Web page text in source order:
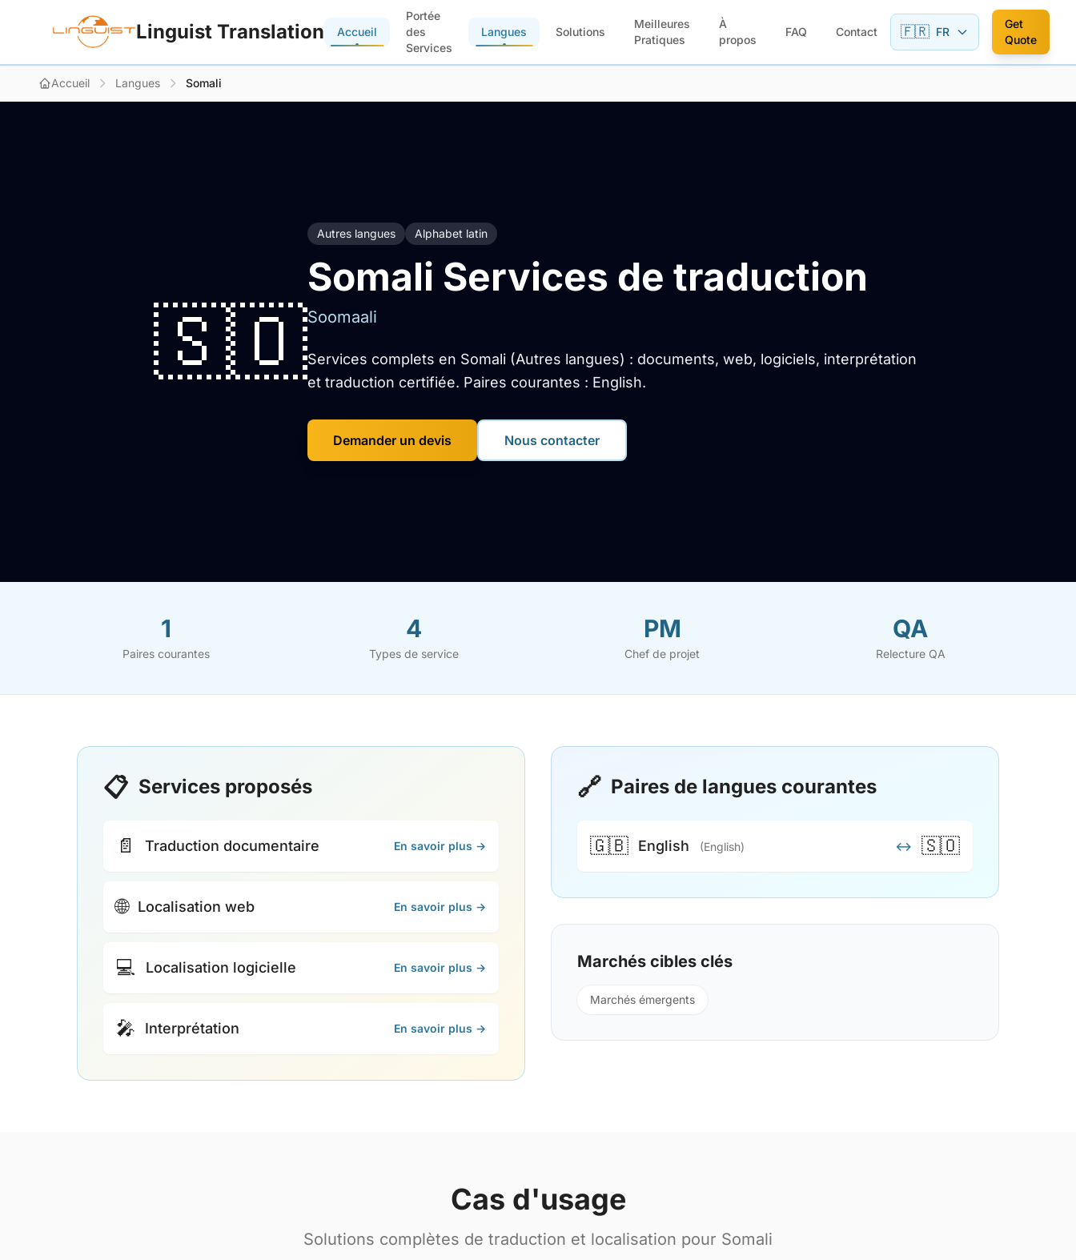
Linguist Translation Accueil
Portée
des
Services
Langues Solutions
Meilleures
Pratiques
À
propos
FAQ Contact 🇫🇷 FR
Get
Quote
Accueil Langues Somali
🇸🇴
Autres langues Alphabet latin
Somali Services de traduction
Soomaali
Services complets en Somali (Autres langues) : documents, web, logiciels, interprétation
et traduction certifiée. Paires courantes : English.
Demander un devis Nous contacter
1
Paires courantes
4
Types de service
PM
Chef de projet
QA
Relecture QA
📋 Services proposés
📄 Traduction documentaire En savoir plus →
🌐 Localisation web En savoir plus →
💻 Localisation logicielle En savoir plus →
🎤 Interprétation En savoir plus →
🔗 Paires de langues courantes
🇬🇧 English (English) ↔ 🇸🇴
Marchés cibles clés
Marchés émergents
Cas d'usage
Solutions complètes de traduction et localisation pour Somali